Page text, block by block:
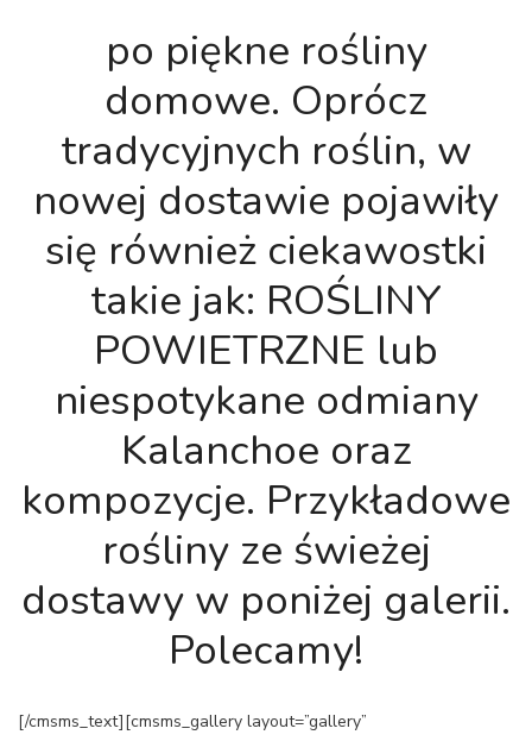
po piękne rośliny
domowe. Oprócz
tradycyjnych roślin, w
nowej dostawie pojawiły
się również ciekawostki
takie jak: ROŚLINY
POWIETRZNE lub
niespotykane odmiany
Kalanchoe oraz
kompozycje. Przykładowe
rośliny ze świeżej
dostawy w poniżej galerii.
Polecamy!
[/cmsms_text][cmsms_gallery layout=”gallery”